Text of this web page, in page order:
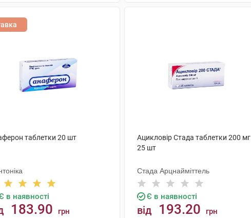
таблетки 20 шт
в наявності
183.90 грн
Ацикловір Стада таблетки 200 мг
25 шт
Стада Арцнайміттель
Є в наявності
від 193.20 грн